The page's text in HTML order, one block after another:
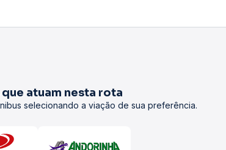
atuam nesta rota
selecionando a viação de sua preferência.